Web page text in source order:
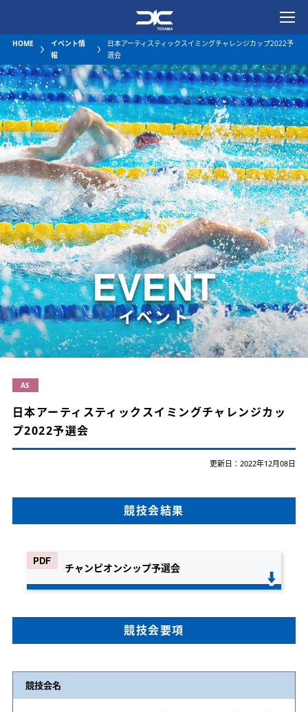
一般社団法人富山県水泳連
HOME
イベント情
報
日本アーティスティックスイミングチャレンジカップ2022予
選会
EVENT
イベント
AS
日本アーティスティックスイミングチャレンジカッ
プ2022予選会
更新日：2022年12月08日
競技会結果
チャンピオンシップ予選会
競技会要項
競技会名